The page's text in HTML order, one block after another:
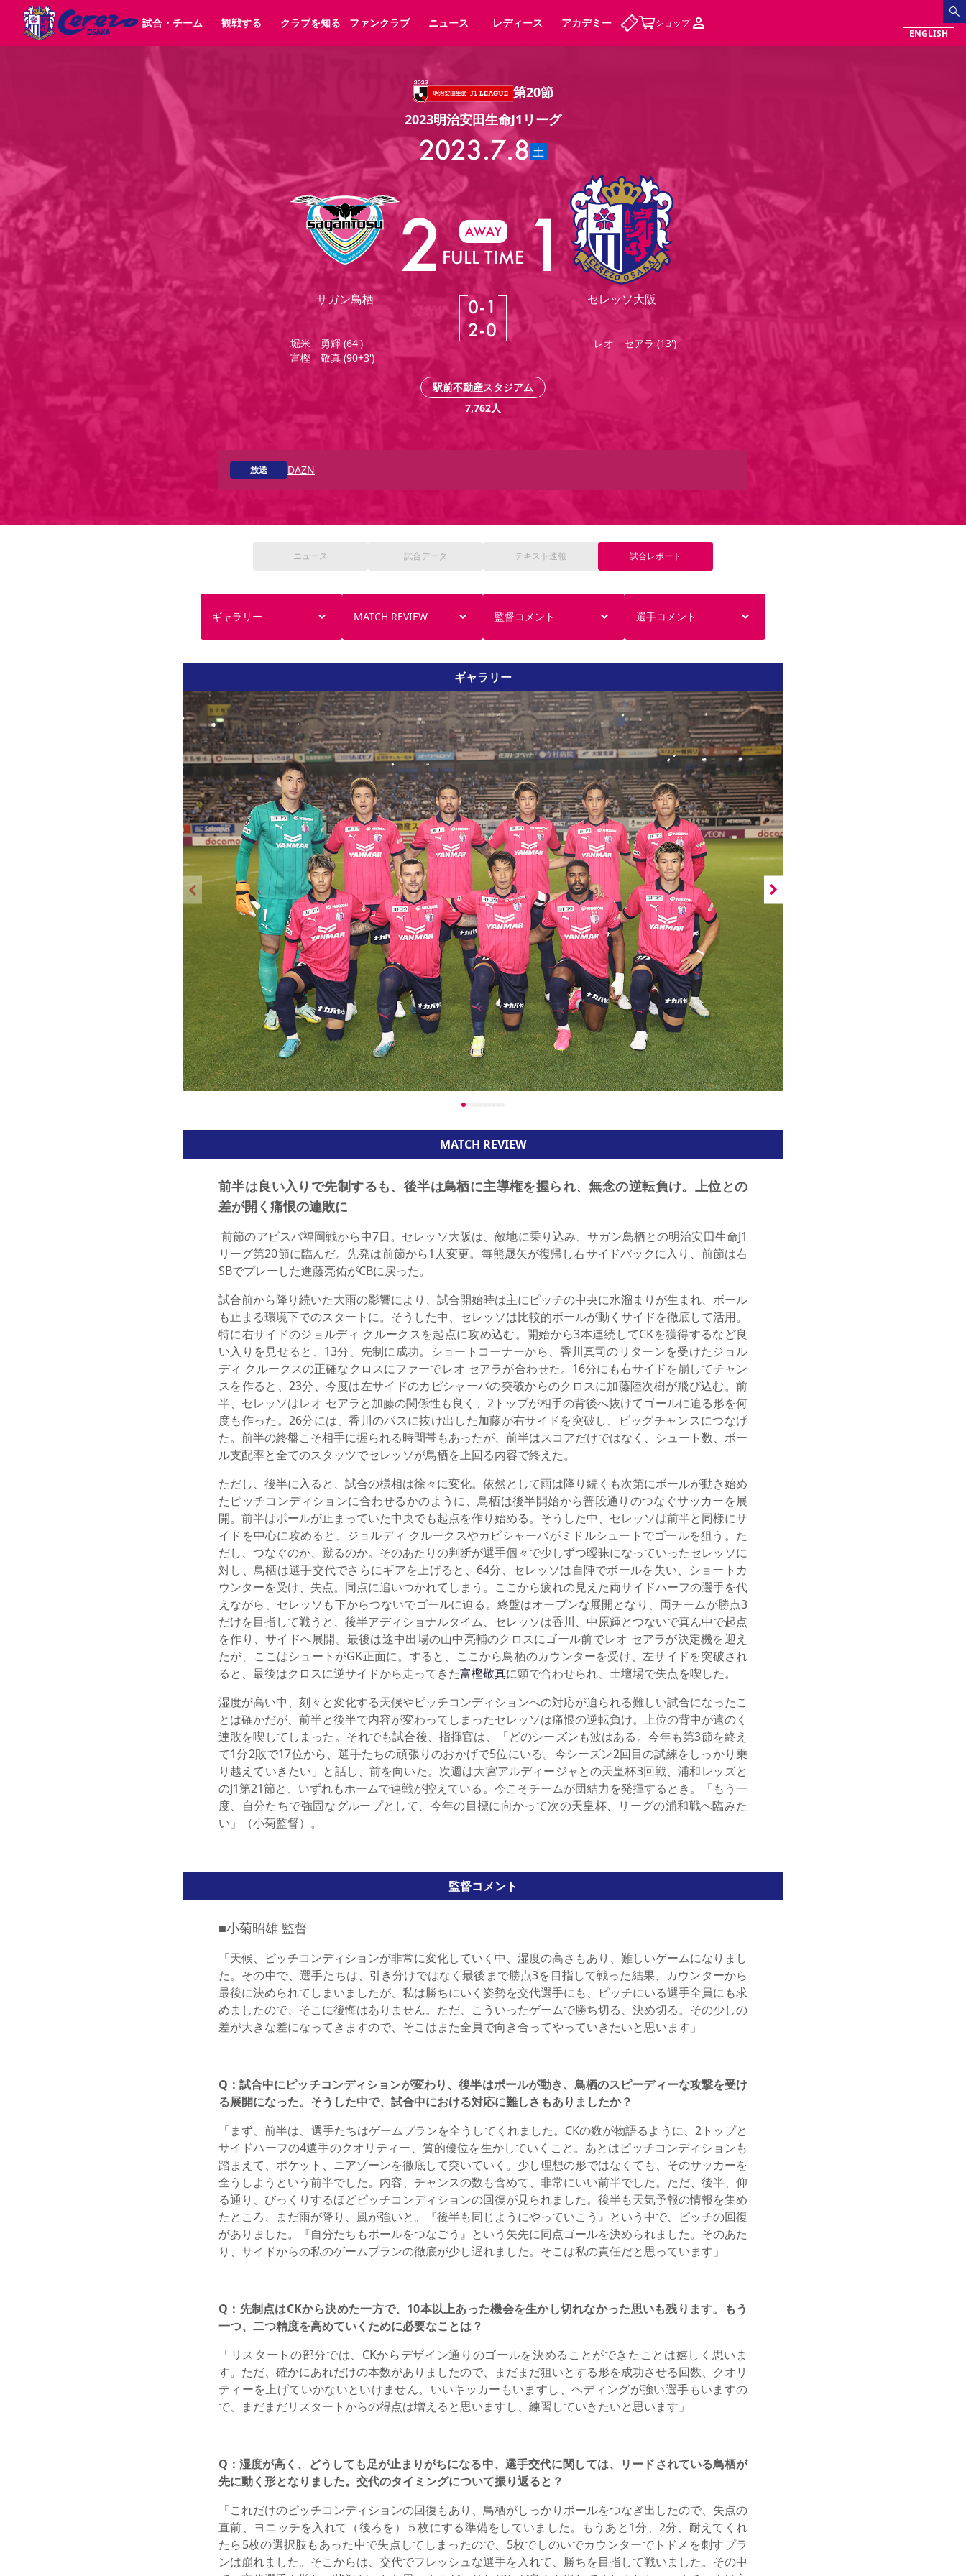
試合・チーム
順位表
スケジュール メディア情報 アカデミー ハナサカプレーヤー
観戦する
販売スケジュール 法人シーズンシート 福祉サービス
特定興行入場券
キッズ向けサービス グルメ
観戦マナー&ルール
ビジターサポーター観戦ガイド
公式アプリ
YANMAR HANASAKA STADIUM DAZNで観戦 アウェイツアー よくある質問
クラブを知る
シーズン記録
セレッソ大阪VISAカード セレッソアイデアちょうだいな 応援商店街
SDGsのゴール インパクトレポート 活動レポート
SPORT POSITIVE LEAGUES
取り組み実績
スポーツクラブ
長居公園 セレッソフットサルパーク セレッソフットサルパーク長居
セレッソスポーツパーク舞洲
YANMAR HANASAKA STADIUM
セレッソ大阪アカデミー 子供のサッカースクール
大人のサッカースクール
その他スポーツクラブ
ファンクラブ
SAKURA POINT Program まいセレチケット
会員規定
婚姻届・出生届・命名書
ニュース
グッズ チケット パートナー スポーツクラブ メディア
レディース アカデミー
ショップ
ENGLISH
第20節
2023明治安田生命J1リーグ
2023.7.8土
サガン鳥栖
堀米 勇輝 (64')
富樫 敬真 (90+3')
2 AWAY
FULL TIME1
0-1
2-0
セレッソ大阪
レオ セアラ (13')
駅前不動産スタジアム
7,762人
放送 DAZN
ニュース 試合データ テキスト 速報 試合レポート
ギャラリー MATCH REVIEW 監督コメント 選手コメント
ギャラリー
MATCH REVIEW
前半は良い入りで先制するも、後半は鳥栖に主導権を握られ、無念の逆転負け。上位との
差が開く痛恨の連敗に
前節のアビスパ福岡戦から中7日。セレッソ大阪は、敵地に乗り込み、サガン鳥栖との明治安田生命J1
リーグ第20節に臨んだ。先発は前節から1人変更。毎熊晟矢が復帰し右サイドバックに入り、前節は右
SBでプレーした進藤亮佑がCBに戻った。
試合前から降り続いた大雨の影響により、試合開始時は主にピッチの中央に水溜まりが生まれ、ボール
も止まる環境下でのスタートに。そうした中、セレッソは比較的ボールが動くサイドを徹底して活用。
特に右サイドのジョルディ クルークスを起点に攻め込む。開始から3本連続してCKを獲得するなど良
い入りを見せると、13分、先制に成功。ショートコーナーから、香川真司のリターンを受けたジョル
ディ クルークスの正確なクロスにファーでレオ セアラが合わせた。16分にも右サイドを崩してチャン
スを作ると、23分、今度は左サイドのカピシャーバの突破からのクロスに加藤陸次樹が飛び込む。前
半、セレッソはレオ セアラと加藤の関係性も良く、2トップが相手の背後へ抜けてゴールに迫る形を何
度も作った。26分には、香川のパスに抜け出した加藤が右サイドを突破し、ビッグチャンスにつなげ
た。前半の終盤こそ相手に握られる時間帯もあったが、前半はスコアだけではなく、シュート数、ボー
ル支配率と全てのスタッツでセレッソが鳥栖を上回る内容で終えた。
ただし、後半に入ると、試合の様相は徐々に変化。依然として雨は降り続くも次第にボールが動き始め
たピッチコンディションに合わせるかのように、鳥栖は後半開始から普段通りのつなぐサッカーを展
開。前半はボールが止まっていた中央でも起点を作り始める。そうした中、セレッソは前半と同様にサ
イドを中心に攻めると、ジョルディ クルークスやカピシャーバがミドルシュートでゴールを狙う。た
だし、つなぐのか、蹴るのか。そのあたりの判断が選手個々で少しずつ曖昧になっていったセレッソに
対し、鳥栖は選手交代でさらにギアを上げると、64分、セレッソは自陣でボールを失い、ショートカ
ウンターを受け、失点。同点に追いつかれてしまう。ここから疲れの見えた両サイドハーフの選手を代
えながら、セレッソも下からつないでゴールに迫る。終盤はオープンな展開となり、両チームが勝点3
だけを目指して戦うと、後半アディショナルタイム、セレッソは香川、中原輝とつないで真ん中で起点
を作り、サイドへ展開。最後は途中出場の山中亮輔のクロスにゴール前でレオ セアラが決定機を迎え
たが、ここはシュートがGK正面に。すると、ここから鳥栖のカウンターを受け、左サイドを突破され
ると、最後はクロスに逆サイドから走ってきた富樫敬真に頭で合わせられ、土壇場で失点を喫した。
湿度が高い中、刻々と変化する天候やピッチコンディションへの対応が迫られる難しい試合になったこ
とは確かだが、前半と後半で内容が変わってしまったセレッソは痛恨の逆転負け。上位の背中が遠のく
連敗を喫してしまった。それでも試合後、指揮官は、「どのシーズンも波はある。今年も第3節を終え
て1分2敗で17位から、選手たちの頑張りのおかげで5位にいる。今シーズン2回目の試練をしっかり乗
り越えていきたい」と話し、前を向いた。次週は大宮アルディージャとの天皇杯3回戦、浦和レッズと
のJ1第21節と、いずれもホームで連戦が控えている。今こそチームが団結力を発揮するとき。「もう一
度、自分たちで強固なグループとして、今年の目標に向かって次の天皇杯、リーグの浦和戦へ臨みた
い」（小菊監督）。
監督コメント
■小菊昭雄 監督
「天候、ピッチコンディションが非常に変化していく中、湿度の高さもあり、難しいゲームになりまし
た。その中で、選手たちは、引き分けではなく最後まで勝点3を目指して戦った結果、カウンターから
最後に決められてしまいましたが、私は勝ちにいく姿勢を交代選手にも、ピッチにいる選手全員にも求
めましたので、そこに後悔はありません。ただ、こういったゲームで勝ち切る、決め切る。その少しの
差が大きな差になってきますので、そこはまた全員で向き合ってやっていきたいと思います」
Q：試合中にピッチコンディションが変わり、後半はボールが動き、鳥栖のスピーディーな攻撃を受け
る展開になった。そうした中で、試合中における対応に難しさもありましたか？
「まず、前半は、選手たちはゲームプランを全うしてくれました。CKの数が物語るように、2トップと
サイドハーフの4選手のクオリティー、質的優位を生かしていくこと。あとはピッチコンディションも
踏まえて、ポケット、ニアゾーンを徹底して突いていく。少し理想の形ではなくても、そのサッカーを
全うしようという前半でした。内容、チャンスの数も含めて、非常にいい前半でした。ただ、後半、仰
る通り、びっくりするほどピッチコンディションの回復が見られました。後半も天気予報の情報を集め
たところ、まだ雨が降り、風が強いと。『後半も同じようにやっていこう』という中で、ピッチの回復
がありました。『自分たちもボールをつなごう』という矢先に同点ゴールを決められました。そのあた
り、サイドからの私のゲームプランの徹底が少し遅れました。そこは私の責任だと思っています」
Q：先制点はCKから決めた一方で、10本以上あった機会を生かし切れなかった思いも残ります。もう
一つ、二つ精度を高めていくために必要なことは？
「リスタートの部分では、CKからデザイン通りのゴールを決めることができたことは嬉しく思いま
す。ただ、確かにあれだけの本数がありましたので、まだまだ狙いとする形を成功させる回数、クオリ
ティーを上げていかないといけません。いいキッカーもいますし、ヘディングが強い選手もいますの
で、まだまだリスタートからの得点は増えると思いますし、練習していきたいと思います」
Q：湿度が高く、どうしても足が止まりがちになる中、選手交代に関しては、リードされている鳥栖が
先に動く形となりました。交代のタイミングについて振り返ると？
「これだけのピッチコンディションの回復もあり、鳥栖がしっかりボールをつなぎ出したので、失点の
直前、ヨニッチを入れて（後ろを）５枚にする準備をしていました。もうあと1分、2分、耐えてくれ
たら5枚の選択肢もあった中で失点してしまったので、5枚でしのいでカウンターでトドメを刺すプラ
ンは崩れました。そこからは、交代でフレッシュな選手を入れて、勝ちを目指して戦いました。その中